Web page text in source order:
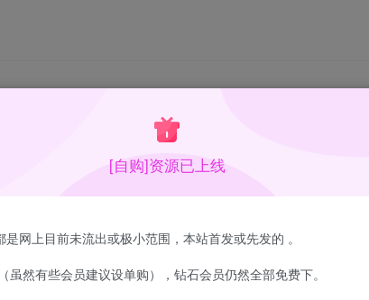
两张露脸的已放出，持续更新…
[自购]资源已上线
网上目前未流出或极小范围，本站首发或先发的 。
虽然有些会员建议设单购），钻石会员仍然全部免费下。